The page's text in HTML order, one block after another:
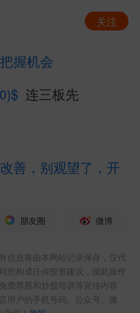
关注
握机会
连三板先
善，别观望了，开
朋友圈 微博
信息将由本网站记录保存，仅代
您构成任何投资建议，据此操作
费荐股和炒股培训等宣传内容，
用户的手机号码、公众号、微